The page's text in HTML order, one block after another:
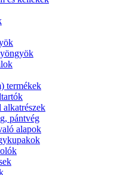
termékek
alkatrészek
pántvég
alapok